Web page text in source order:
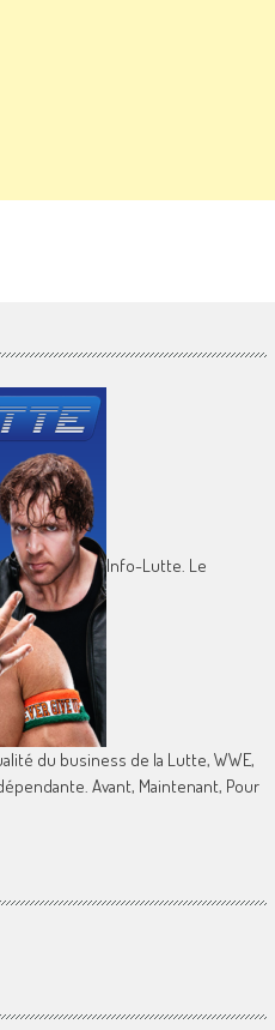
Info-Lutte. Le
du business de la Lutte, WWE,
Avant, Maintenant, Pour